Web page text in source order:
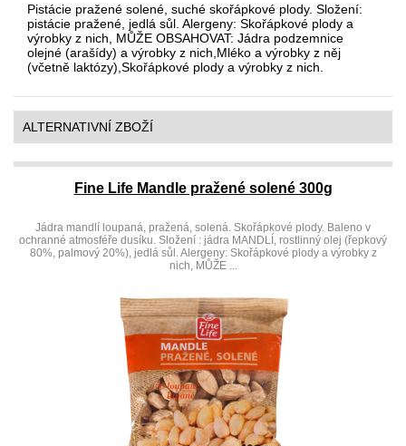
Pistácie pražené solené, suché skořápkové plody. Složení:
pistácie pražené, jedlá sůl. Alergeny: Skořápkové plody a
výrobky z nich, MŮŽE OBSAHOVAT: Jádra podzemnice
olejné (arašídy) a výrobky z nich,Mléko a výrobky z něj
(včetně laktózy),Skořápkové plody a výrobky z nich.
ALTERNATIVNÍ ZBOŽÍ
Fine Life Mandle pražené solené 300g
Jádra mandlí loupaná, pražená, solená. Skořápkové plody. Baleno v
ochranné atmosféře dusíku. Složení : jádra MANDLÍ, rostlinný olej (řepkový
80%, palmový 20%), jedlá sůl. Alergeny: Skořápkové plody a výrobky z
nich, MŮŽE ...